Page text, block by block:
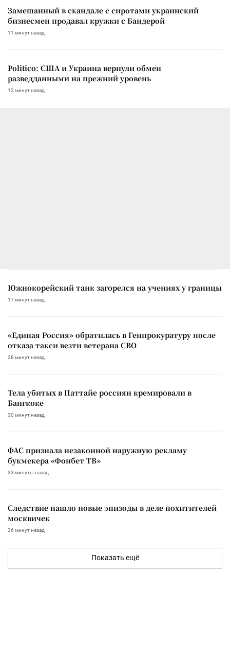
Замешанный в скандале с сиротами украинский
бизнесмен продавал кружки с Бандерой
11 минут назад
Politico: США и Украина вернули обмен
разведданными на прежний уровень
12 минут назад
Южнокорейский танк загорелся на учениях у границы
17 минут назад
«Единая Россия» обратилась в Генпрокуратуру после
отказа такси везти ветерана СВО
28 минут назад
Тела убитых в Паттайе россиян кремировали в
Бангкоке
30 минут назад
ФАС признала незаконной наружную рекламу
букмекера «Фонбет ТВ»
33 минуты назад
Следствие нашло новые эпизоды в деле похитителей
москвичек
36 минут назад
Показать ещё